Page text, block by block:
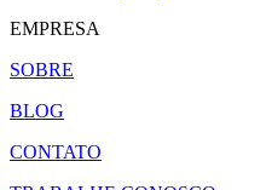
EMPRESA
SOBRE
BLOG
CONTATO